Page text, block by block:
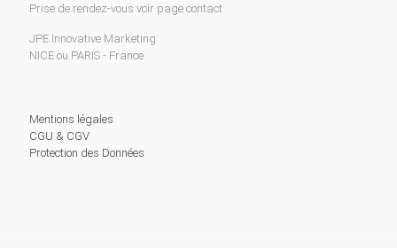
Prise de rendez-vous voir page contact
JPE Innovative Marketing
NICE ou PARIS - France
Mentions légales
CGU & CGV
Protection des Données